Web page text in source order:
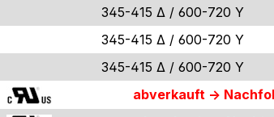
345-415 Δ / 600-720 Y
345-415 Δ / 600-720 Y
345-415 Δ / 600-720 Y
abverkauft ->